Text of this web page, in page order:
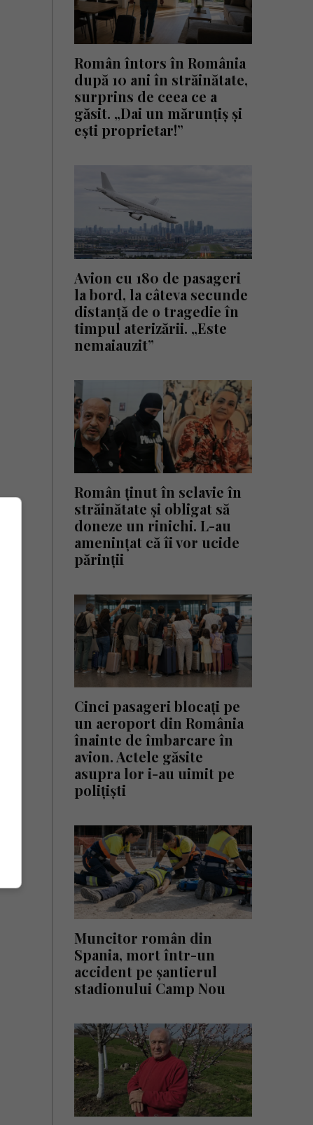
Român întors în România
după 10 ani în străinătate,
surprins de ceea ce a
găsit. „Dai un mărunțiș și
ești proprietar!”
Avion cu 180 de pasageri
la bord, la câteva secunde
distanță de o tragedie în
timpul aterizării. „Este
nemaiauzit”
Român ținut în sclavie în
străinătate și obligat să
doneze un rinichi. L-au
amenințat că îi vor ucide
părinții
Cinci pasageri blocați pe
un aeroport din România
înainte de îmbarcare în
avion. Actele găsite
asupra lor i-au uimit pe
polițiști
Muncitor român din
Spania, mort într-un
accident pe șantierul
stadionului Camp Nou